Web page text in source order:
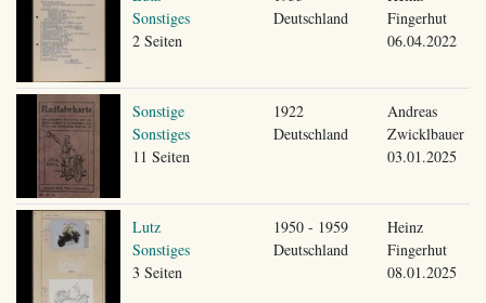
Sonstiges
2 Seiten
Deutschland
Fingerhut
06.04.2022
Sonstige
Sonstiges
11 Seiten
1922
Deutschland
Andreas
Zwicklbauer
03.01.2025
Lutz
Sonstiges
3 Seiten
1950 - 1959
Deutschland
Heinz
Fingerhut
08.01.2025